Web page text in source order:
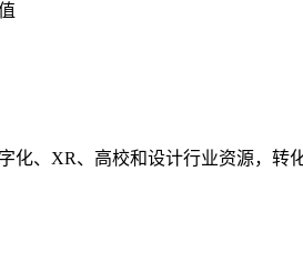
、XR、高校和设计行业资源，转